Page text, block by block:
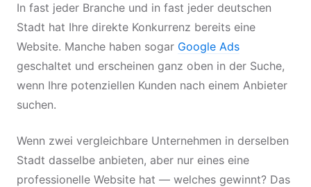
In fast jeder Branche und in fast jeder deutschen
Stadt hat Ihre direkte Konkurrenz bereits eine
Website. Manche haben sogar Google Ads
geschaltet und erscheinen ganz oben in der Suche,
wenn Ihre potenziellen Kunden nach einem Anbieter
suchen.
Wenn zwei vergleichbare Unternehmen in derselben
Stadt dasselbe anbieten, aber nur eines eine
professionelle Website hat — welches gewinnt? Das